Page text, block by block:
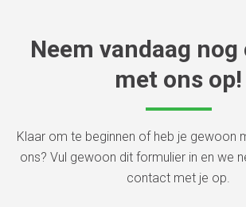
Neem vandaag
met ons op!
Klaar om te beginnen of heb je gewoon
ons? Vul gewoon dit formulier in en we
contact met je op.